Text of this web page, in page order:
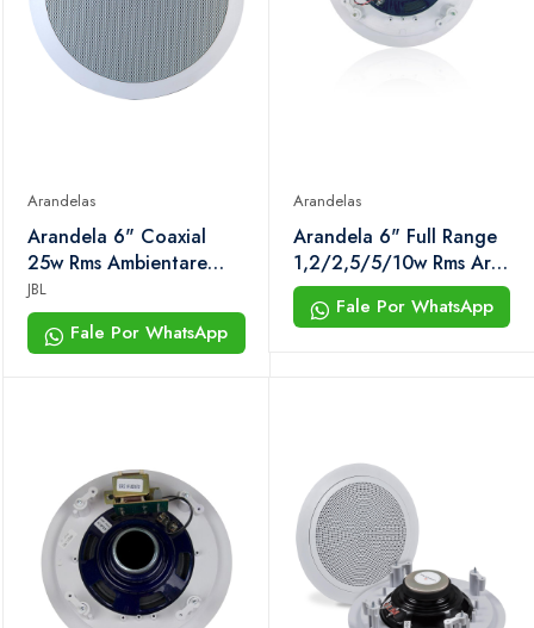
Arandelas
Arandela 6" Coaxial
25w Rms Ambientare
6co2r Branca Jbl (c/
2unid.)
JBL
Fale Por WhatsApp
Arandelas
Arandela 6" Full Range
1,2/2,5/5/10w Rms Ar-
610 tf Hayonik
Fale Por WhatsApp